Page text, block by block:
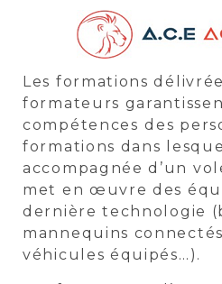
Les formations
formateurs
compétences des
formations dans
accompagnée d’un
met en œuvre des
dernière technologie
mannequins
véhicules équipés…).